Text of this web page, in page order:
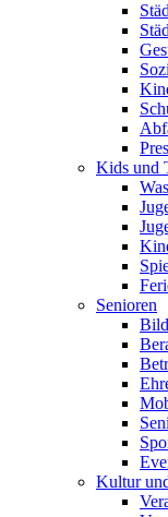
Kids und
Senioren
Kultur